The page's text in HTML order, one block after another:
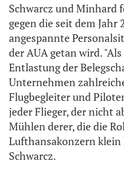
Schwarcz und Minhard
gegen die seit dem
angespannte
der AUA getan wird.
Entlastung der
Unternehmen
Flugbegleiter und
jeder Flieger, der nicht
Mühlen derer, die die
Lufthansakonzern
Schwarcz.